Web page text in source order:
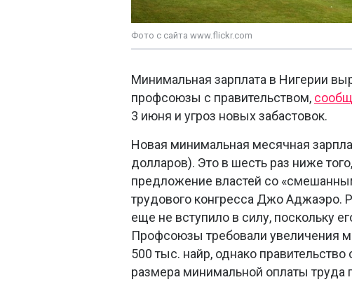
Фото с сайта www.flickr.com
Минимальная зарплата в Нигерии
профсоюзы с правительством,
3 июня и угроз новых забастовок.
Новая минимальная месячная
долларов). Это в шесть раз ниже
предложение властей со
трудового конгресса Джо Аджаэро.
еще не вступило в силу, поскольку
Профсоюзы требовали увеличения
500 тыс. найр, однако
размера минимальной оплаты труда